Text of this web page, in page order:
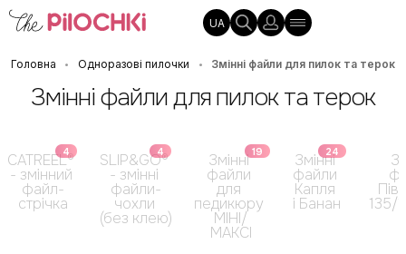
UA
Головна • Одноразові пилочки • Змінні файли для пилок та терок
Змінні файли для пилок та терок
CATREEL®
- змінний
файл-
стрічка
4 SLIP&GO®
- змінні
файли-
чохли
(без клею)
4 Змінні
файли
для
педикюру
МІНІ/
МАКСІ
19 Змінні
файли
Капля
і Банан
24
135/